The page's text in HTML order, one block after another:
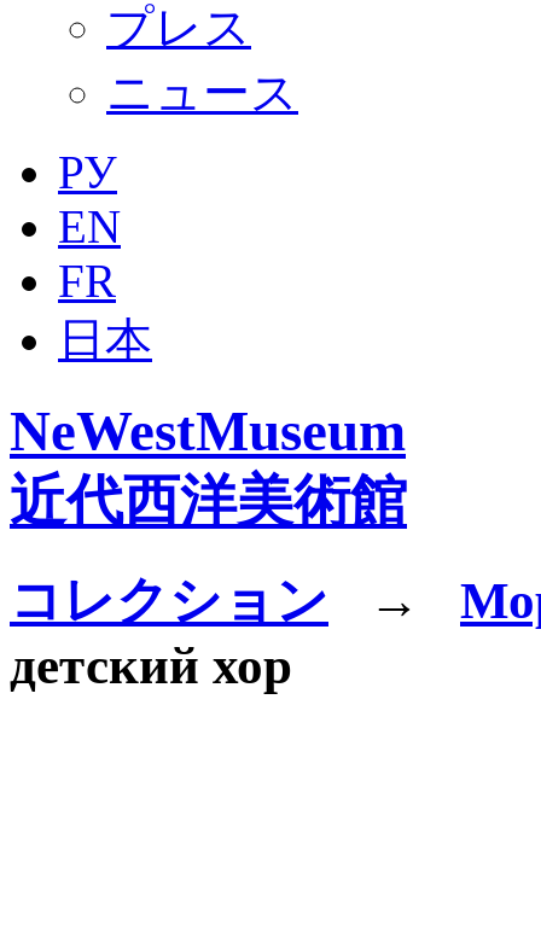
プレス
ニュース
РУ
EN
FR
日本
NeWestMuseum
近代西洋美術館
コレクション →
детский хор